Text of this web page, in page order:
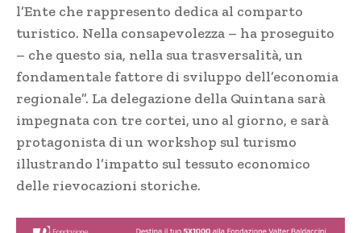
l’Ente che rappresento dedica al comparto
turistico. Nella consapevolezza – ha proseguito
– che questo sia, nella sua trasversalità, un
fondamentale fattore di sviluppo dell’economia
regionale”. La delegazione della Quintana sarà
impegnata con tre cortei, uno al giorno, e sarà
protagonista di un workshop sul turismo
illustrando l’impatto sul tessuto economico
delle rievocazioni storiche.